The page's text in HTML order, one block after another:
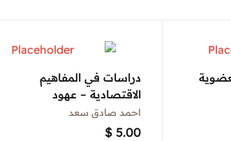
دراسات في المفاهيم
الاقتصادية – عهود
الامبراطوريات الاسلامية
احمد صادق سعد
$5.00